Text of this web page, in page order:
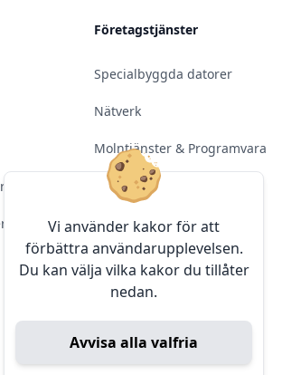
Vi använder kakor för att
förbättra användarupplevelsen.
Du kan välja vilka kakor du tillåter
nedan.
Avvisa alla valfria
Företagstjänster
Specialbyggda datorer
Nätverk
Molntjänster & Programvara
Server & Backup
Kameraövervakning
Konferens & Public Display
Sälja elektronik